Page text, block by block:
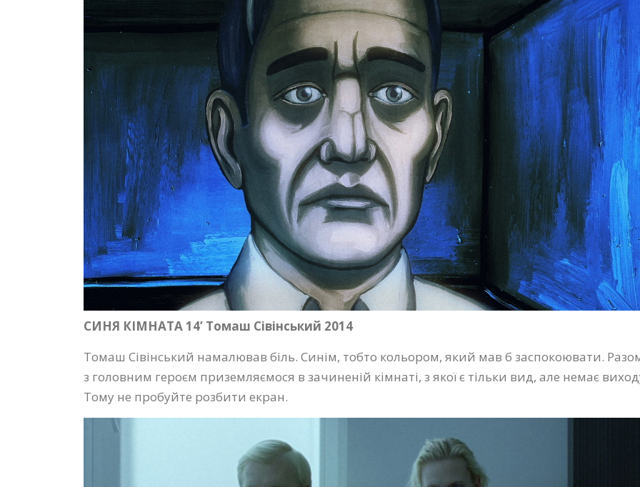
СИНЯ КІМНАТА 14’ Томаш Сівінський 2014
Томаш Сівінський намалював біль. Синім, тобто кольором, який мав б заспокоювати.
з головним героєм приземляємося в зачиненій кімнаті, з якої є тільки вид, але немає
Тому не пробуйте розбити екран.